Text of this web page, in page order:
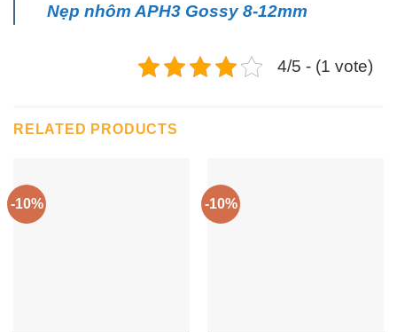
Nẹp nhôm APH3 Gossy 8-12mm
4/5 - (1 vote)
RELATED PRODUCTS
-10% -10%